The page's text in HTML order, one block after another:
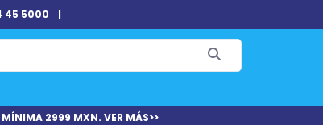
45 5000 |
2999 MXN. VER MÁS>>